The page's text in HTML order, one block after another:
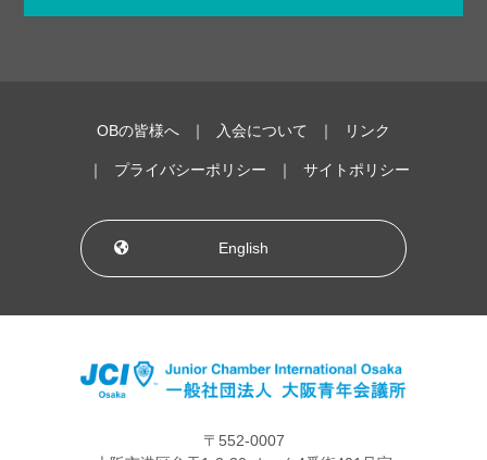
OBの皆様へ 入会について リンク
プライバシーポリシー サイトポリシー
English
〒552-0007